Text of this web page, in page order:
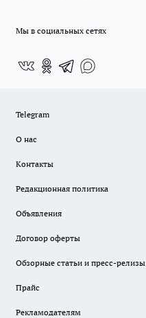
Мы в социальных сетях
Telegram
О нас
Контакты
Редакционная политика
Объявления
Договор оферты
Обзорные статьи и пресс-релизы
Прайс
Рекламодателям